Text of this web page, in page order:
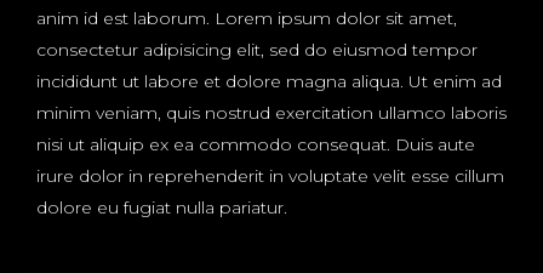
anim id est laborum. Lorem ipsum dolor sit amet,
consectetur adipisicing elit, sed do eiusmod tempor
incididunt ut labore et dolore magna aliqua. Ut enim ad
minim veniam, quis nostrud exercitation ullamco laboris
nisi ut aliquip ex ea commodo consequat. Duis aute
irure dolor in reprehenderit in voluptate velit esse cillum
dolore eu fugiat nulla pariatur.